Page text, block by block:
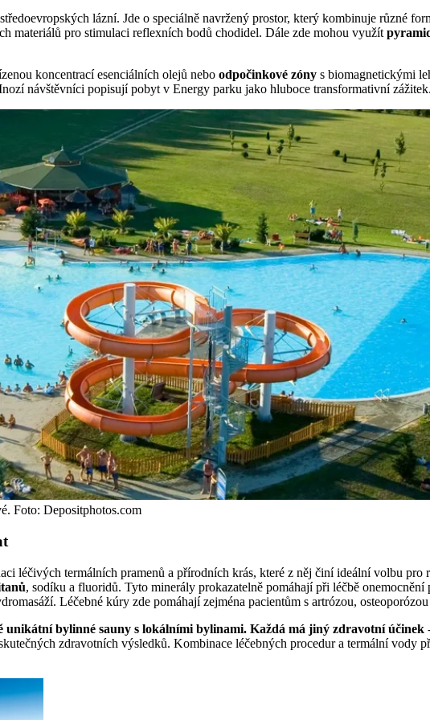
lázní. Jde o speciálně navržený prostor, který kombinuje různé
materiálů pro stimulaci reflexních bodů chodidel. Dále zde mohou využít
koncentrací esenciálních olejů nebo odpočinkové zóny s biomagnetickými
návštěvníci popisují pobyt v Energy parku jako hluboce transformativní zážitek.
Foto: Depositphotos.com
léčivých termálních pramenů a přírodních krás, které z něj činí ideální volbu pro
, sodíku a fluoridů. Tyto minerály prokazatelně pomáhají při léčbě onemocnění
Léčebné kúry zde pomáhají zejména pacientům s artrózou,
unikátní bylinné sauny s lokálními bylinami. Každá má jiný zdravotní účinek
zdravotních výsledků. Kombinace léčebných procedur a termální vody